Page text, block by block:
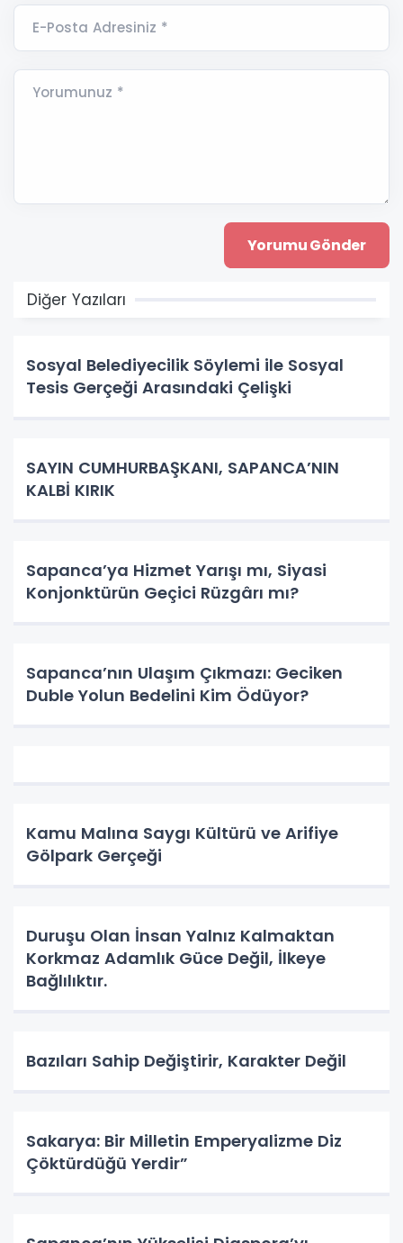
E-Posta Adresiniz *
Yorumunuz *
Diğer Yazıları
Sosyal Belediyecilik Söylemi ile Sosyal
Tesis Gerçeği Arasındaki Çelişki
SAYIN CUMHURBAŞKANI, SAPANCA’NIN
KALBİ KIRIK
Sapanca’ya Hizmet Yarışı mı, Siyasi
Konjonktürün Geçici Rüzgârı mı?
Sapanca’nın Ulaşım Çıkmazı: Geciken
Duble Yolun Bedelini Kim Ödüyor?
Kamu Malına Saygı Kültürü ve Arifiye
Gölpark Gerçeği
Duruşu Olan İnsan Yalnız Kalmaktan
Korkmaz Adamlık Güce Değil, İlkeye
Bağlılıktır.
Bazıları Sahip Değiştirir, Karakter Değil
Sakarya: Bir Milletin Emperyalizme Diz
Çöktürdüğü Yerdir”